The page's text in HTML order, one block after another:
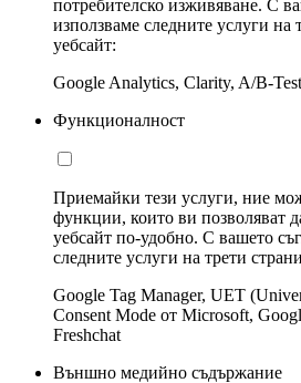
потребителско изживяване. С
използваме следните услуги на
уебсайт:
Google Analytics, Clarity, A/B-
Функционалност
Приемайки тези услуги, ние
функции, които ви позволяват
уебсайт по-удобно. С вашето
следните услуги на трети
Google Tag Manager, UET
Consent Mode от Microsoft,
Freshchat
Външно медийно съдържание